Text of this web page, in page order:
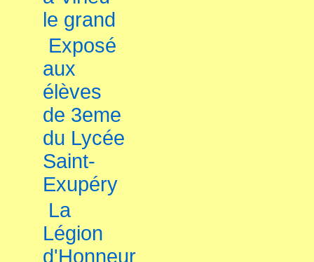
le grand
Exposé
aux
élèves
de 3eme
du Lycée
Saint-
Exupéry
La
Légion
d'Honneur